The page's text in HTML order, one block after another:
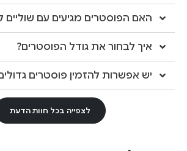
האם הפוסטרים מגיעים עם שוליים
איך לבחור את גודל הפוסטרים?
יש אפשרות להזמין פוסטרים
לצפייה בכל חוות הדעת